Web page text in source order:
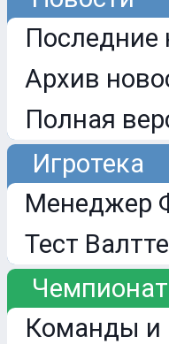
Последние
Архив
Полная
Игротека
Менеджер
Тест
Чемпионат
Команды и